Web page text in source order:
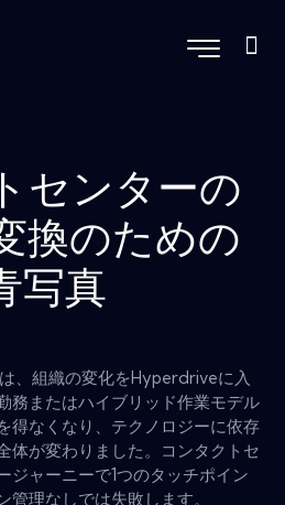
センターの
換のための
写真
、組織の変化をHyperdriveに入
務またはハイブリッド作業モデル
得なくなり、テクノロジーに依存
体が変わりました。コンタクトセ
ジャーニーで1つのタッチポイン
管理なしでは失敗します。